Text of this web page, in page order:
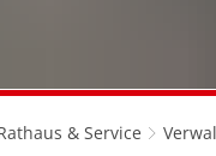
& Service